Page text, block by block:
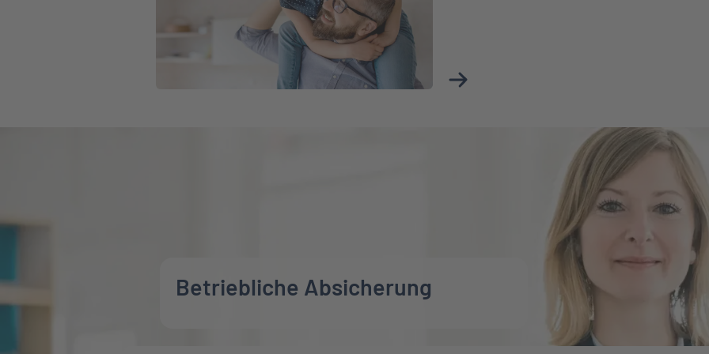
Mehr über Risikolebensversicherung
Betriebliche Absicherung